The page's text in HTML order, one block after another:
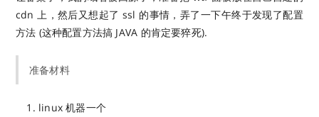
cdn 上，然后又想起了 ssl 的事情，弄了一下午终于发现了配置
方法 (这种配置方法搞 JAVA 的肯定要猝死).
准备材料
linux 机器一个